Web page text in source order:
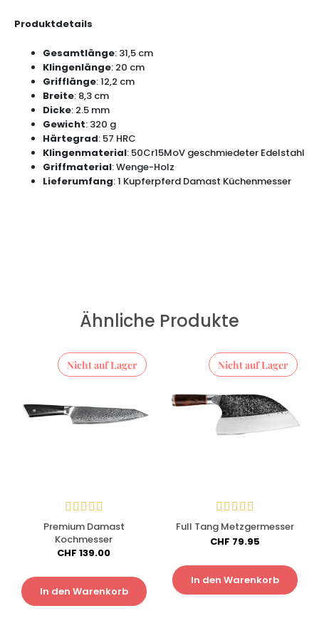
Produktdetails
Gesamtlänge: 31,5 cm
Klingenlänge: 20 cm
Grifflänge: 12,2 cm
Breite: 8,3 cm
Dicke: 2.5 mm
Gewicht: 320 g
Härtegrad: 57 HRC
Klingenmaterial: 50Cr15MoV geschmiedeter Edelstahl
Griffmaterial: Wenge-Holz
Lieferumfang: 1 Kupferpferd Damast Küchenmesser
Ähnliche Produkte
Nicht auf Lager
Premium Damast
Kochmesser
CHF 139.00
In den Warenkorb
Nicht auf Lager
Full Tang Metzgermesser
CHF 79.95
In den Warenkorb